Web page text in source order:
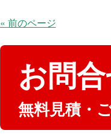
« 前のページ
お問
無料見積・